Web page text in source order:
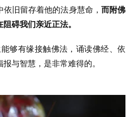
旧留存着他的法身慧命， 而附佛
碍我们亲近正法。
够有缘接触佛法，诵读佛经、依
与智慧，是非常难得的。